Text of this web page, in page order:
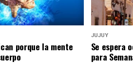
porque la mente
JUJUY
Se espera
para